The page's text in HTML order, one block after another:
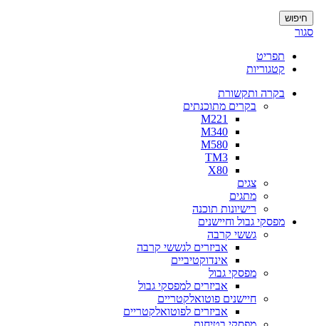
חיפוש
סגור
תפריט
קטגוריות
בקרה ותקשורת
בקרים מתוכנתים
M221
M340
M580
TM3
X80
צגים
מתגים
רישיונות תוכנה
מפסקי גבול וחיישנים
גששי קרבה
אביזרים לגששי קרבה
אינדוקטיביים
מפסקי גבול
אביזרים למפסקי גבול
חיישנים פוטואלקטריים
אביזרים לפוטואלקטריים